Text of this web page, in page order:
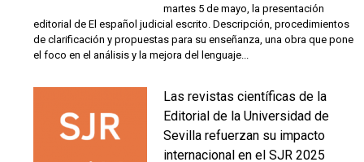
martes 5 de mayo, la presentación
editorial de El español judicial escrito. Descripción, procedimientos
de clarificación y propuestas para su enseñanza, una obra que pone
el foco en el análisis y la mejora del lenguaje...
Las revistas científicas de la
Editorial de la Universidad de
Sevilla refuerzan su impacto
internacional en el SJR 2025